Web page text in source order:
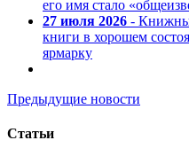
его имя стало
27 июля 2026 -
книги в хорошем
ярмарку
Предыдущие новости
Статьи